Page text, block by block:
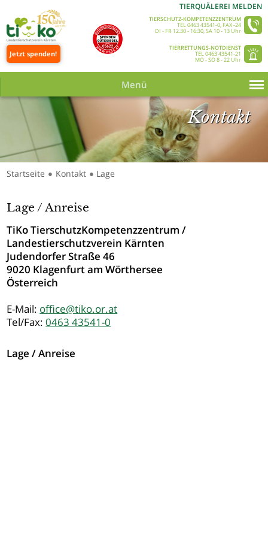
Jetzt spenden!
TIERQUÄLEREI MELDEN
TIERSCHUTZ-KOMPETENZZENTRUM
TEL 0463 43541-0, FAX -24
DI - FR 12.30 - 16:30, SA 10 - 13 Uhr
TIERRETTUNGS-NOTDIENST
TEL 0463 43541-21
MO - SO 8 - 22 Uhr
Menü
Kontakt
Startseite ● Kontakt ● Lage
Lage / Anreise
TiKo TierschutzKompetenzzentrum /
Landestierschutzverein Kärnten
Judendorfer Straße 46
9020 Klagenfurt am Wörthersee
Österreich
E-Mail: office@tiko.or.at
Tel/Fax:0463 43541-0
Lage / Anreise